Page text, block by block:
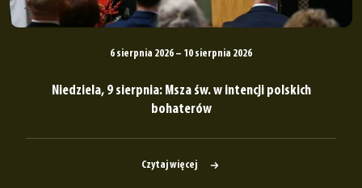
6 sierpnia 2026 – 10 sierpnia 2026
Niedziela, 9 sierpnia: Msza św. w intencji polskich
bohaterów
Czytaj więcej